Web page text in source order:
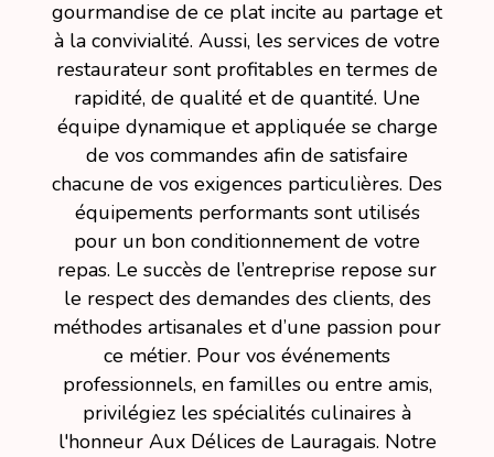
gourmandise de ce plat incite au partage et
à la convivialité. Aussi, les services de votre
restaurateur sont profitables en termes de
rapidité, de qualité et de quantité. Une
équipe dynamique et appliquée se charge
de vos commandes afin de satisfaire
chacune de vos exigences particulières. Des
équipements performants sont utilisés
pour un bon conditionnement de votre
repas. Le succès de l’entreprise repose sur
le respect des demandes des clients, des
méthodes artisanales et d’une passion pour
ce métier. Pour vos événements
professionnels, en familles ou entre amis,
privilégiez les spécialités culinaires à
l'honneur Aux Délices de Lauragais. Notre